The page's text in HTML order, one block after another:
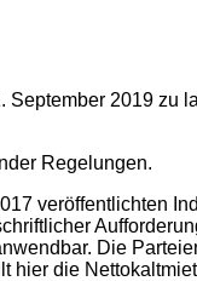
September 2019 zu
Regelungen.
veröffentlichten
Die
hier die